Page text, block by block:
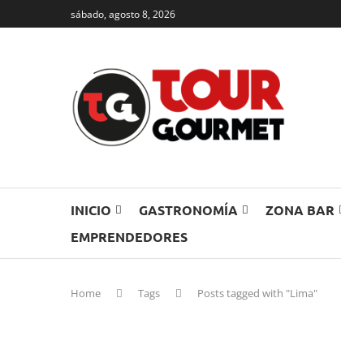
sábado, agosto 8, 2026
INICIO GASTRONOMÍA ZONA BAR
EMPRENDEDORES
Home Tags Posts tagged with "Lima"